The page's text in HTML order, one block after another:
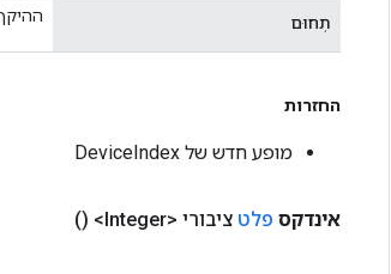
תְחוּם
החזרות
מופע חדש של DeviceIndex
אינדקס פלט ציבורי <Integer> ()